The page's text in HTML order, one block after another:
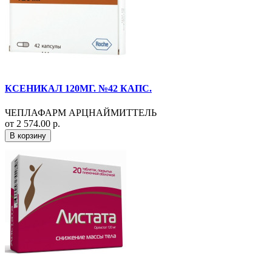
КСЕНИКАЛ 120МГ. №42 КАПС.
ЧЕПЛАФАРМ АРЦНАЙМИТТЕЛЬ
от 2 574.00 р.
В корзину